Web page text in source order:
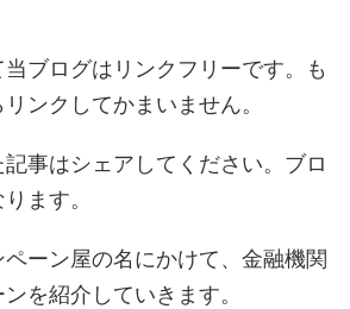
ブログはリンクフリーです。も
ンクしてかまいません。
事はシェアしてください。ブロ
ます。
ーン屋の名にかけて、金融機関
を紹介していきます。